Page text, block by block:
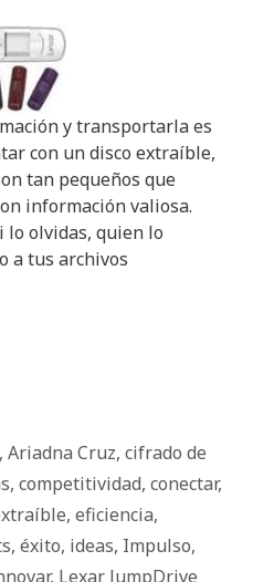
y transportarla es
con un disco extraíble,
tan pequeños que
información valiosa.
lo olvidas, quien lo
a tus archivos
, Ariadna Cruz, cifrado de
, competitividad, conectar,
, eficiencia,
, éxito, ideas, Impulso,
, Lexar JumpDrive